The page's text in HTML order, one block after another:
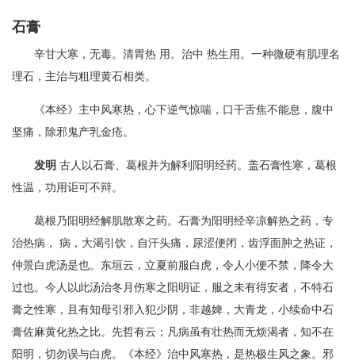
石膏
辛甘大寒，无毒。清胃热 用。治中 热生用。一种微硬有肌理名
理石，主治与粗理黄石相类。
《本经》主中风寒热，心下逆气惊喘，口干舌焦不能息，腹中
坚痛，除邪鬼产乳金疮。
发明 古人以石膏、葛根并为解利阳明经药。盖石膏性寒，葛根
性温，功用讵可不辩。
葛根乃阳明经解肌散寒之药。石膏为阳明经辛凉解热之药，专
治热病， 病，大渴引饮，自汗头痛，尿涩便闭，齿浮面肿之热证，
仲景白虎汤是也。东垣云，立夏前服白虎，令人小便不禁，降令大
过也。今人以此汤治冬月伤寒之阳明证，服之未有得安者，不特石
膏之性寒，且有知母引邪入犯少阴，非越婢，大青龙，小续命中石
膏佐麻黄化热之比。先哲有云；凡病虽有壮热而无烦渴者，知不在
阳明，切勿误与白虎。《本经》治中风寒热，是热极生风之象。邪